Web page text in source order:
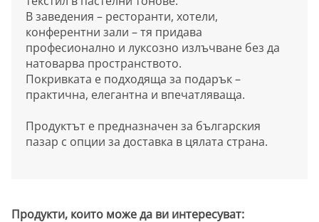
В заведения – ресторанти, хотели,
конферентни зали – тя придава
професионално и луксозно излъчване без да
натоварва пространството.
Покривката е подходяща за подарък –
практична, елегантна и впечатляваща.
Продуктът е предназначен за българския
пазар с опции за доставка в цялата страна.
Продукти, които може да ви интересуват: